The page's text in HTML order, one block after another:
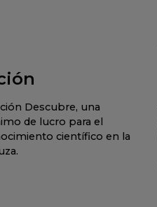
Descubre, una
de lucro para el
científico en la